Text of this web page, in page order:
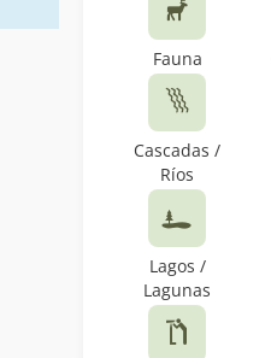
Fauna
Cascadas /
Ríos
Lagos /
Lagunas